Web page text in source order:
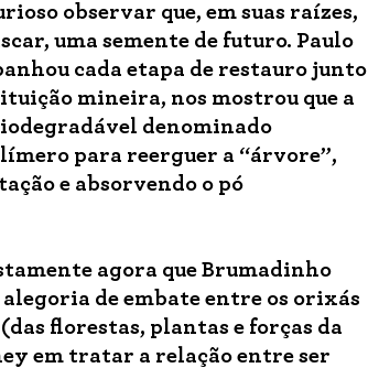
observar que, em suas raízes,
uma semente de futuro. Paulo
cada etapa de restauro junto
mineira, nos mostrou que a
denominado
para reerguer a “árvore”,
e absorvendo o pó
agora que Brumadinho
de embate entre os orixás
florestas, plantas e forças da
em tratar a relação entre ser